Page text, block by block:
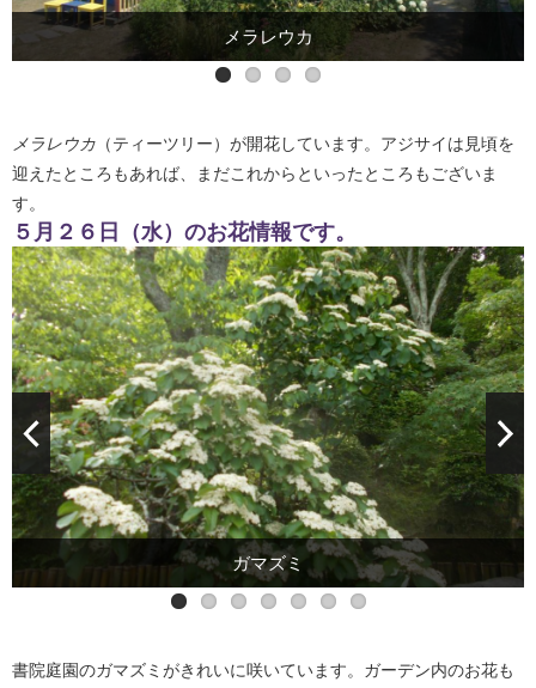
メラレウカ
メラレウカ （ティーツリー）が開花しています。アジサイは見頃を
迎えたところもあれば、まだこれからといったところもございま
す。
５月２６日（水）のお花情報です。
ガマズミ
書院庭園のガマズミがきれいに咲いています。ガーデン内のお花も